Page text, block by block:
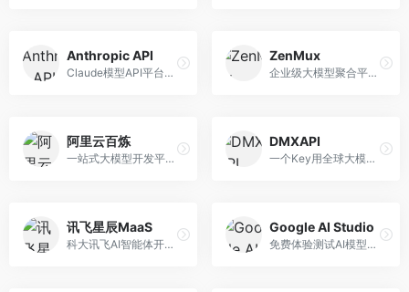
Anthropic API
Claude模型API平台，专注于安全可靠的AI服务。面向开发者，提供Claude系列模型API、安全特性、企业级服务等，API质量高。
ZenMux
企业级大模型聚合平台，专注于企业AI服务。面向企业用户，提供多模型管理、安全合规、成本优化等服务，企业级功能完善。
阿里云百炼
一站式大模型开发平台，深度整合阿里云服务。面向企业开发者和AI团队，提供模型训练、微调、部署、应用开发等全流程服务，企业级功能完善。
DMXAPI
一个Key用全球大模型的聚合平台。面向开发者，提供多模型统一API、简化接入、成本控制等服务，接入便捷。
讯飞星辰MaaS
科大讯飞AI智能体开发平台，专注于企业级模型服务。面向企业用户，提供模型调用、智能体创建、行业解决方案等服务，中文能力突出。
Google AI Studio
免费体验测试AI模型的平台，深度整合Google生态。面向开发者和研究者，提供Gemini模型体验、API密钥管理、提示词测试等服务，免费使用。